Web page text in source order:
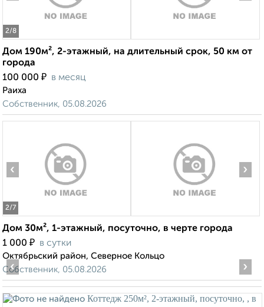
2/8
Дом 190м², 2-этажный, на длительный срок, 50 км от
города
100 000 ₽ в месяц
Раиха
Собственник, 05.08.2026
2/7
‹ ›
Дом 30м², 1-этажный, посуточно, в черте города
1 000 ₽ в сутки
Октябрьский район, Северное Кольцо
Собственник, 05.08.2026
‹ ›